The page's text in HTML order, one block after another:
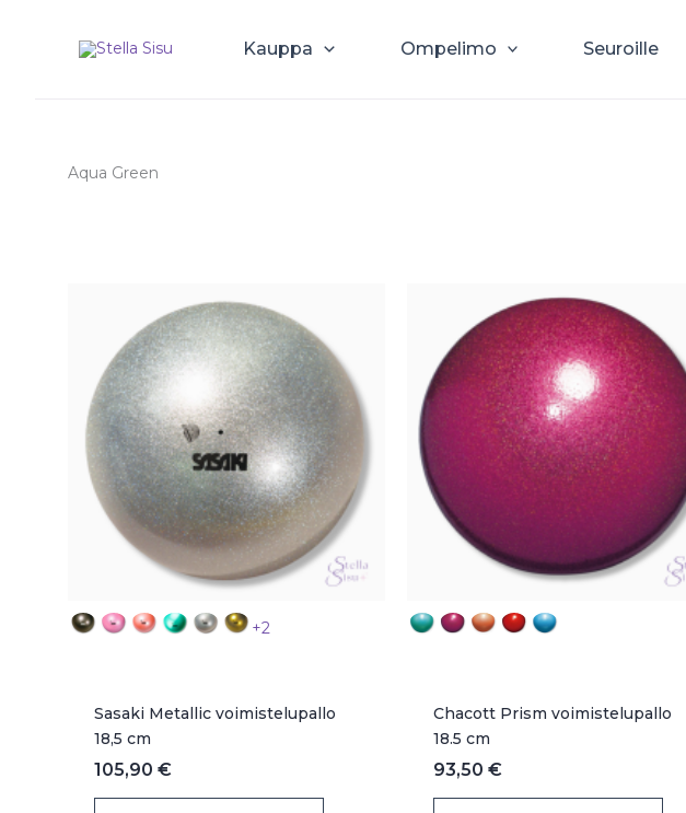
Kauppa Ompelimo Seuroille
Aqua Green
+2
Sasaki Metallic voimistelupallo
18,5 cm
105,90 €
Tällä
Chacott Prism voimistelupallo
18.5 cm
93,50 €
Tällä